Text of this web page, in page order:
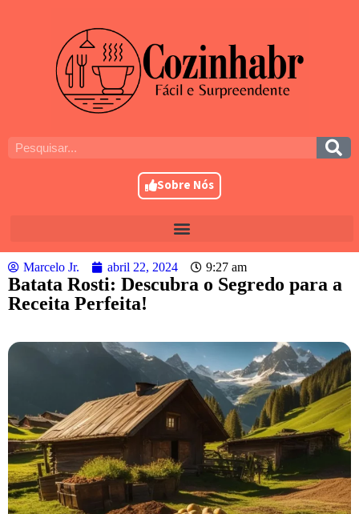
Sobre Nós
Marcelo Jr. abril 22, 2024 9:27 am
Batata Rosti: Descubra o Segredo para a
Receita Perfeita!